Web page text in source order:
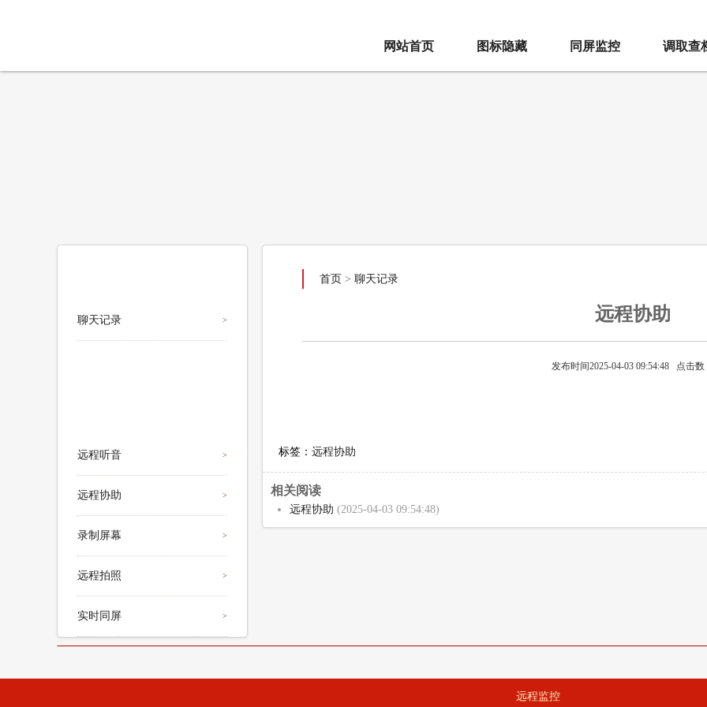
调取查
同屏监控
图标隐藏
网站首页
>
聊天记录
>
远程听音
>
远程协助
>
录制屏幕
>
远程拍照
>
实时同屏
首页 > 聊天记录
远程协助
发布时间2025-04-03 09:54:48 点击数
标签： 远程协助
相关阅读
远程协助 (2025-04-03 09:54:48)
远程监控